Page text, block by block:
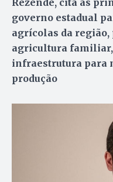
governo estadual
agrícolas da
agricultura
infraestrutura para
produção